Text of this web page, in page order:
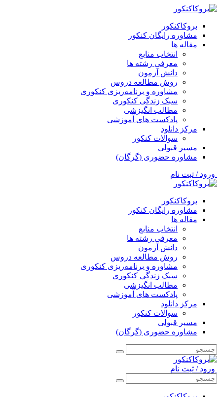
بروکاکنکور
مشاوره رایگان کنکور
مقاله ها
انتخاب منابع
معرفی رشته ها
دانش آزمون
روش مطالعه دروس
مشاوره و برنامه‌ریزی کنکوری
سبک زندگی کنکوری
مطالب انگیزشی
پادکست های آموزشی
مرکز دانلود
سوالات کنکور
مسیر قبولی
مشاوره حضوری (گرگان)
ورود / ثبت نام
بروکاکنکور
مشاوره رایگان کنکور
مقاله ها
انتخاب منابع
معرفی رشته ها
دانش آزمون
روش مطالعه دروس
مشاوره و برنامه‌ریزی کنکوری
سبک زندگی کنکوری
مطالب انگیزشی
پادکست های آموزشی
مرکز دانلود
سوالات کنکور
مسیر قبولی
مشاوره حضوری (گرگان)
ورود / ثبت نام